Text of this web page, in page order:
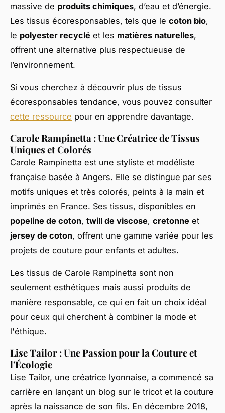
massive de produits chimiques, d’eau et d’énergie.
Les tissus écoresponsables, tels que le coton bio,
le polyester recyclé et les matières naturelles,
offrent une alternative plus respectueuse de
l’environnement.
Si vous cherchez à découvrir plus de tissus
écoresponsables tendance, vous pouvez consulter
cette ressource pour en apprendre davantage.
Carole Rampinetta : Une Créatrice de Tissus
Uniques et Colorés
Carole Rampinetta est une styliste et modéliste
française basée à Angers. Elle se distingue par ses
motifs uniques et très colorés, peints à la main et
imprimés en France. Ses tissus, disponibles en
popeline de coton, twill de viscose, cretonne et
jersey de coton, offrent une gamme variée pour les
projets de couture pour enfants et adultes.
Les tissus de Carole Rampinetta sont non
seulement esthétiques mais aussi produits de
manière responsable, ce qui en fait un choix idéal
pour ceux qui cherchent à combiner la mode et
l'éthique.
Lise Tailor : Une Passion pour la Couture et
l'Écologie
Lise Tailor, une créatrice lyonnaise, a commencé sa
carrière en lançant un blog sur le tricot et la couture
après la naissance de son fils. En décembre 2018,